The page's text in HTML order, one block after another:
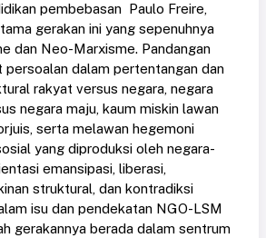
pembebasan Paulo Freire,
gerakan ini yang sepenuhnya
dan Neo-Marxisme. Pandangan
persoalan dalam pertentangan dan
rakyat versus negara, negara
negara maju, kaum miskin lawan
serta melawan hegemoni
yang diproduksi oleh negara-
emansipasi, liberasi,
struktural, dan kontradiksi
isu dan pendekatan NGO-LSM
gerakannya berada dalam sentrum